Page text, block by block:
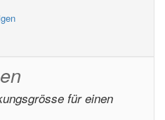
für einen